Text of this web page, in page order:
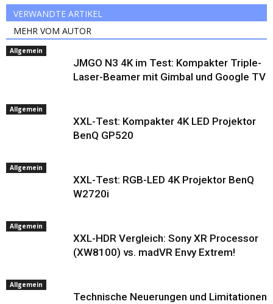
VERWANDTE ARTIKEL
MEHR VOM AUTOR
Allgemein
JMGO N3 4K im Test: Kompakter Triple-
Laser-Beamer mit Gimbal und Google TV
Allgemein
XXL-Test: Kompakter 4K LED Projektor
BenQ GP520
Allgemein
XXL-Test: RGB-LED 4K Projektor BenQ
W2720i
Allgemein
XXL-HDR Vergleich: Sony XR Processor
(XW8100) vs. madVR Envy Extrem!
Allgemein
Technische Neuerungen und Limitationen